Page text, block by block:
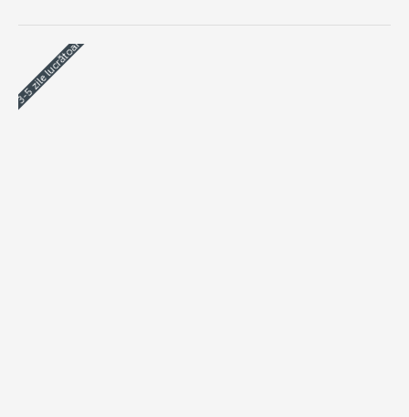
3-5 zile lucrătoare